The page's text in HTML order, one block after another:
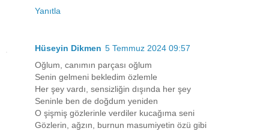
Yanıtla
Hüseyin Dikmen 5 Temmuz 2024 09:57
Oğlum, canımın parçası oğlum
Senin gelmeni bekledim özlemle
Her şey vardı, sensizliğin dışında her şey
Seninle ben de doğdum yeniden
O şişmiş gözlerinle verdiler kucağıma seni
Gözlerin, ağzın, burnun masumiyetin özü gibi